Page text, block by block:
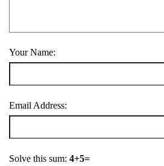
Your Name:
Email Address:
Solve this sum: 4+5=